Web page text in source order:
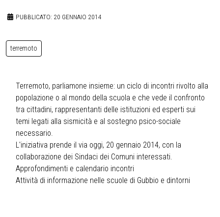
PUBBLICATO: 20 GENNAIO 2014
terremoto
Terremoto, parliamone insieme: un ciclo di incontri rivolto alla
popolazione o al mondo della scuola e che vede il confronto
tra cittadini, rappresentanti delle istituzioni ed esperti sui
temi legati alla sismicità e al sostegno psico-sociale
necessario.
L'iniziativa prende il via oggi, 20 gennaio 2014, con la
collaborazione dei Sindaci dei Comuni interessati.
Approfondimenti e calendario incontri
Attività di informazione nelle scuole di Gubbio e dintorni